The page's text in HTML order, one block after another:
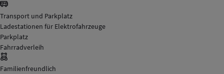
Transport und Parkplatz
Ladestationen für Elektrofahrzeuge
Parkplatz
Fahrradverleih
Familienfreundlich